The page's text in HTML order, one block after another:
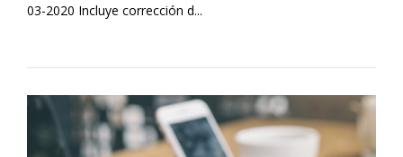
03-2020 Incluye corrección d...